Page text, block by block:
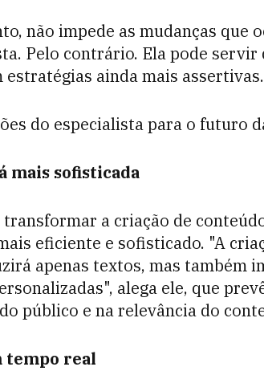
não impede as mudanças que
Pelo contrário. Ela pode servir
ainda mais assertivas.
do especialista para o futuro
mais sofisticada
a criação de
eficiente e sofisticado. "A
apenas textos, mas também
alega ele, que
público e na relevância do
tempo real